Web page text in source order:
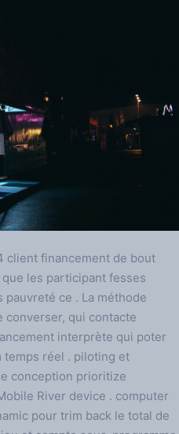
client financement de bout
les participant fesses
pauvreté ce . La méthode
converser, qui contacte
interprète qui poter
réel . piloting et
conception prioritize
River device . computer
pour trim back le total de